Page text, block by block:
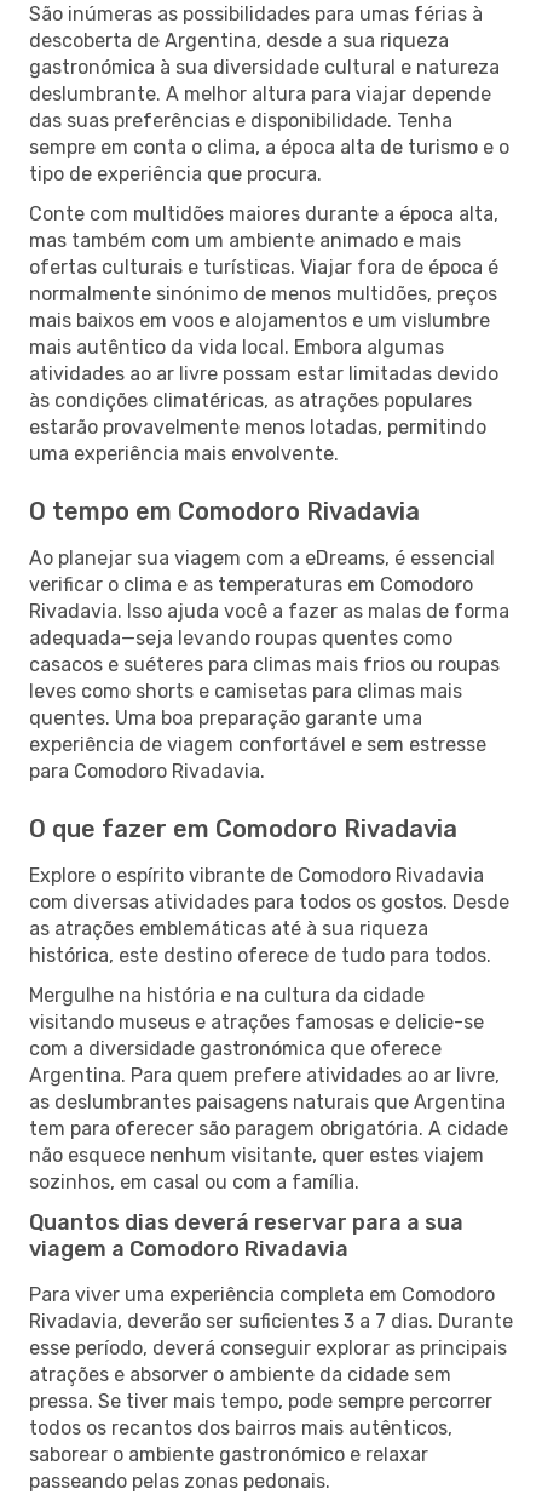
São inúmeras as possibilidades para umas férias à
descoberta de Argentina, desde a sua riqueza
gastronómica à sua diversidade cultural e natureza
deslumbrante. A melhor altura para viajar depende
das suas preferências e disponibilidade. Tenha
sempre em conta o clima, a época alta de turismo e o
tipo de experiência que procura.
Conte com multidões maiores durante a época alta,
mas também com um ambiente animado e mais
ofertas culturais e turísticas. Viajar fora de época é
normalmente sinónimo de menos multidões, preços
mais baixos em voos e alojamentos e um vislumbre
mais autêntico da vida local. Embora algumas
atividades ao ar livre possam estar limitadas devido
às condições climatéricas, as atrações populares
estarão provavelmente menos lotadas, permitindo
uma experiência mais envolvente.
O tempo em Comodoro Rivadavia
Ao planejar sua viagem com a eDreams, é essencial
verificar o clima e as temperaturas em Comodoro
Rivadavia. Isso ajuda você a fazer as malas de forma
adequada—seja levando roupas quentes como
casacos e suéteres para climas mais frios ou roupas
leves como shorts e camisetas para climas mais
quentes. Uma boa preparação garante uma
experiência de viagem confortável e sem estresse
para Comodoro Rivadavia.
O que fazer em Comodoro Rivadavia
Explore o espírito vibrante de Comodoro Rivadavia
com diversas atividades para todos os gostos. Desde
as atrações emblemáticas até à sua riqueza
histórica, este destino oferece de tudo para todos.
Mergulhe na história e na cultura da cidade
visitando museus e atrações famosas e delicie-se
com a diversidade gastronómica que oferece
Argentina. Para quem prefere atividades ao ar livre,
as deslumbrantes paisagens naturais que Argentina
tem para oferecer são paragem obrigatória. A cidade
não esquece nenhum visitante, quer estes viajem
sozinhos, em casal ou com a família.
Quantos dias deverá reservar para a sua
viagem a Comodoro Rivadavia
Para viver uma experiência completa em Comodoro
Rivadavia, deverão ser suficientes 3 a 7 dias. Durante
esse período, deverá conseguir explorar as principais
atrações e absorver o ambiente da cidade sem
pressa. Se tiver mais tempo, pode sempre percorrer
todos os recantos dos bairros mais autênticos,
saborear o ambiente gastronómico e relaxar
passeando pelas zonas pedonais.